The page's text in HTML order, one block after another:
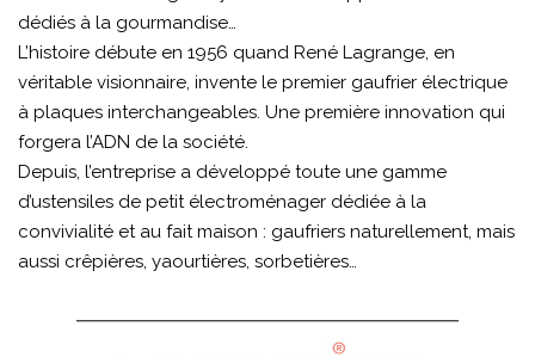
dédiés à la gourmandise…
L’histoire débute en 1956 quand René Lagrange, en
véritable visionnaire, invente le premier gaufrier électrique
à plaques interchangeables. Une première innovation qui
forgera l’ADN de la société.
Depuis, l’entreprise a développé toute une gamme
d’ustensiles de petit électroménager dédiée à la
convivialité et au fait maison : gaufriers naturellement, mais
aussi crêpières, yaourtières, sorbetières…